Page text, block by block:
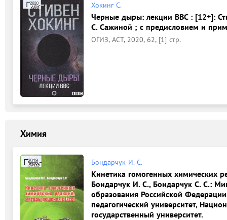
Хокинг С.
Черные дыры: лекции ВВС : [12+]:
С. Сажиной ; с предисловием и
ОГИЗ, АСТ, 2020, 62, [1] стр.
Химия
Бондарчук И. С.
Кинетика гомогенных химических
Бондарчук И. С., Бондарчук С. С.:
образования Российской
педагогический университет,
государственный университет.